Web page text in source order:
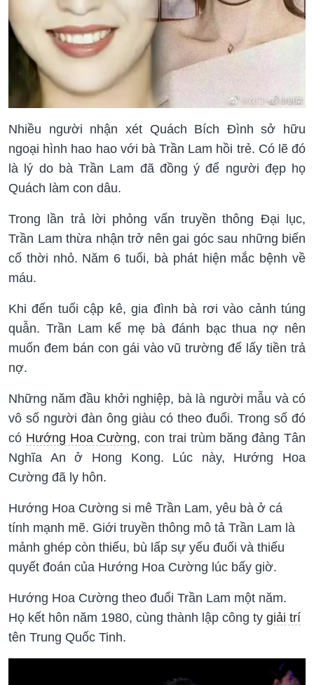
Nhiều người nhận xét Quách Bích Đình sở hữu
ngoại hình hao hao với bà Trần Lam hồi trẻ. Có lẽ đó
là lý do bà Trần Lam đã đồng ý để người đẹp họ
Quách làm con dâu.
Trong lần trả lời phỏng vấn truyền thông Đại lục,
Trần Lam thừa nhận trở nên gai góc sau những biến
cố thời nhỏ. Năm 6 tuổi, bà phát hiện mắc bệnh về
máu.
Khi đến tuổi cập kê, gia đình bà rơi vào cảnh túng
quẫn. Trần Lam kể mẹ bà đánh bạc thua nợ nên
muốn đem bán con gái vào vũ trường để lấy tiền trả
nợ.
Những năm đầu khởi nghiệp, bà là người mẫu và có
vô số người đàn ông giàu có theo đuổi. Trong số đó
có Hướng Hoa Cường, con trai trùm băng đảng Tân
Nghĩa An ở Hong Kong. Lúc này, Hướng Hoa
Cường đã ly hôn.
Hướng Hoa Cường si mê Trần Lam, yêu bà ở cá
tính mạnh mẽ. Giới truyền thông mô tả Trần Lam là
mảnh ghép còn thiếu, bù lấp sự yếu đuối và thiếu
quyết đoán của Hướng Hoa Cường lúc bấy giờ.
Hướng Hoa Cường theo đuổi Trần Lam một năm.
Họ kết hôn năm 1980, cùng thành lập công ty giải trí
tên Trung Quốc Tinh.